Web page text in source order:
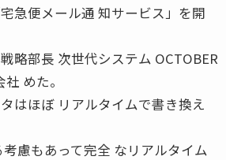
急便メール通 知サービス」を開
略部長 次世代システム OCTOBER
めた。
はほぼ リアルタイムで書き換え
慮もあって完全 なリアルタイム